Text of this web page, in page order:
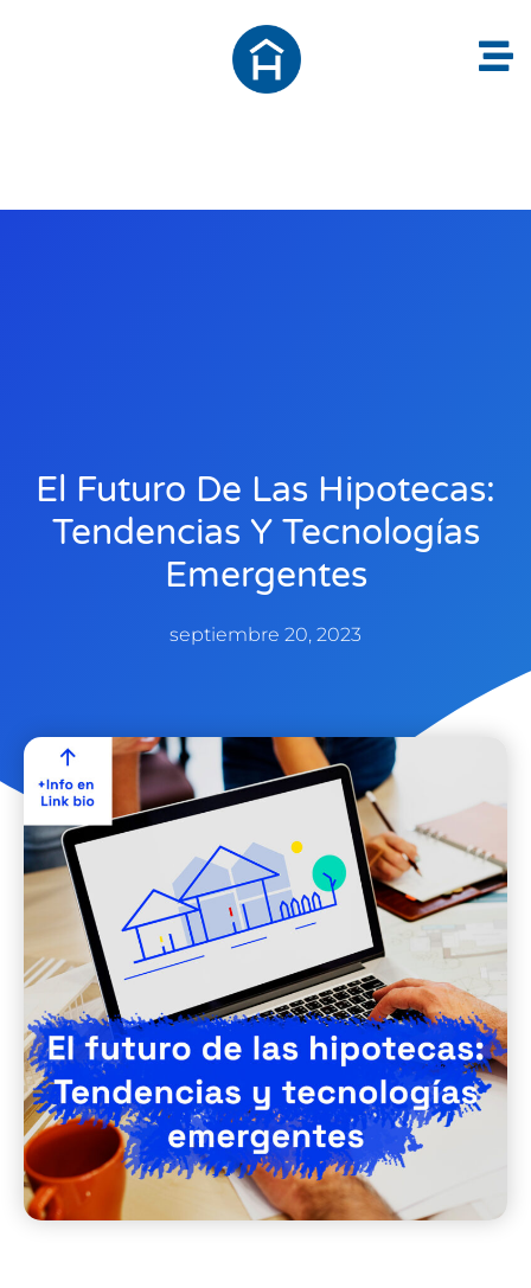
El Futuro De Las Hipotecas:
Tendencias Y Tecnologías
Emergentes
septiembre 20, 2023